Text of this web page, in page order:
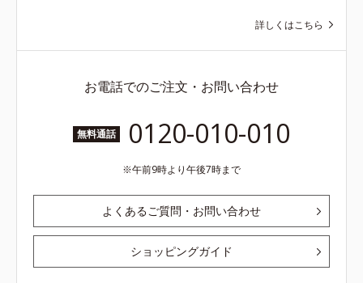
詳しくはこちら
お電話でのご注文・お問い合わせ
無料通話 0120-010-010
午前9時より午後7時まで
よくあるご質問・お問い合わせ
ショッピングガイド